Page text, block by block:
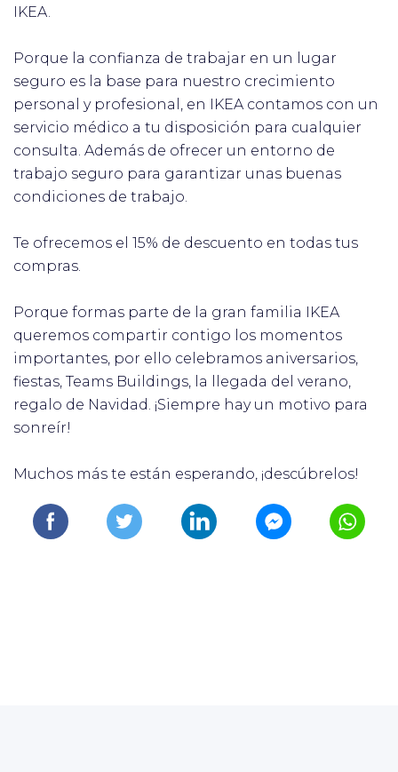
IKEA.
Porque la confianza de trabajar en un lugar
seguro es la base para nuestro crecimiento
personal y profesional, en IKEA contamos con un
servicio médico a tu disposición para cualquier
consulta. Además de ofrecer un entorno de
trabajo seguro para garantizar unas buenas
condiciones de trabajo.
Te ofrecemos el 15% de descuento en todas tus
compras.
Porque formas parte de la gran familia IKEA
queremos compartir contigo los momentos
importantes, por ello celebramos aniversarios,
fiestas, Teams Buildings, la llegada del verano,
regalo de Navidad. ¡Siempre hay un motivo para
sonreír!
Muchos más te están esperando, ¡descúbrelos!